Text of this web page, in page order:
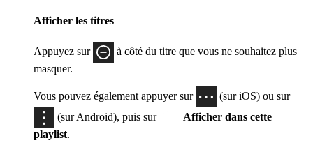
Afficher les titres
Appuyez sur
à côté du titre que vous ne souhaitez plus
masquer.
Vous pouvez également appuyer sur
(sur iOS) ou sur
(sur Android), puis sur
Afficher dans cette
playlist.